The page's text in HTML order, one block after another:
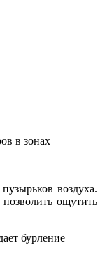
в зонах
воздуха.
ощутить
бурление